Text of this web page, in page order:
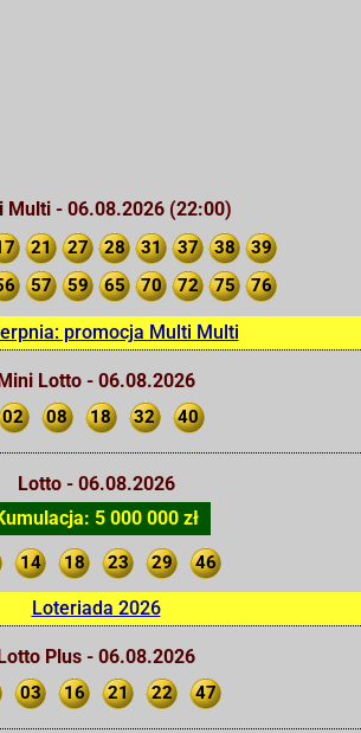
Multi - 06.08.2026 (22:00)
21 27 28 31 37 38
39
57 59 65 70 72 75 76
promocja Multi Multi
Lotto - 06.08.2026
02 08 18 32 40
Lotto - 06.08.2026
5 000 000 zł
14 18 23 29 46
Loteriada 2026
Plus - 06.08.2026
03 16 21 22 47